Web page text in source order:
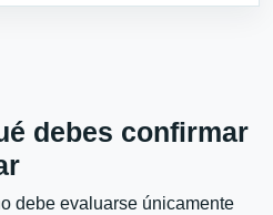
debes confirmar
debe evaluarse únicamente